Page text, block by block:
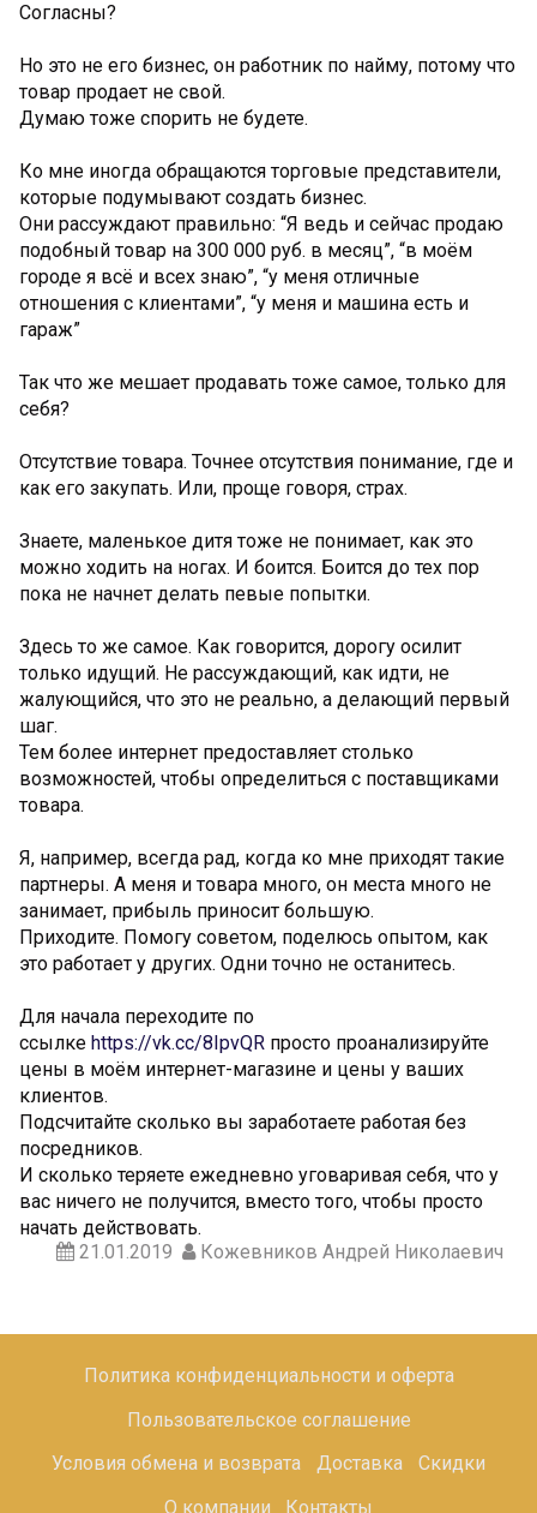
Согласны?
Но это не его бизнес, он работник по найму, потому что
товар продает не свой.
Думаю тоже спорить не будете.
Ко мне иногда обращаются торговые представители,
которые подумывают создать бизнес.
Они рассуждают правильно: “Я ведь и сейчас продаю
подобный товар на 300 000 руб. в месяц”, “в моём
городе я всё и всех знаю”, “у меня отличные
отношения с клиентами”, “у меня и машина есть и
гараж”
Так что же мешает продавать тоже самое, только для
себя?
Отсутствие товара. Точнее отсутствия понимание, где и
как его закупать. Или, проще говоря, страх.
Знаете, маленькое дитя тоже не понимает, как это
можно ходить на ногах. И боится. Боится до тех пор
пока не начнет делать певые попытки.
Здесь то же самое. Как говорится, дорогу осилит
только идущий. Не рассуждающий, как идти, не
жалующийся, что это не реально, а делающий первый
шаг.
Тем более интернет предоставляет столько
возможностей, чтобы определиться с поставщиками
товара.
Я, например, всегда рад, когда ко мне приходят такие
партнеры. А меня и товара много, он места много не
занимает, прибыль приносит большую.
Приходите. Помогу советом, поделюсь опытом, как
это работает у других. Одни точно не останитесь.
Для начала переходите по
ссылке https://vk.cc/8IpvQR просто проанализируйте
цены в моём интернет-магазине и цены у ваших
клиентов.
Подсчитайте сколько вы заработаете работая без
посредников.
И сколько теряете ежедневно уговаривая себя, что у
вас ничего не получится, вместо того, чтобы просто
начать действовать.
21.01.2019
Кожевников Андрей Николаевич
Политика конфиденциальности и оферта
Пользовательское соглашение
Условия обмена и возврата
Доставка
Скидки
О компании
Контакты